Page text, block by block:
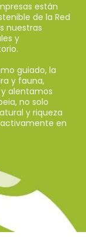
están
de la Red
nuestras
y
guiado, la
y fauna,
alentamos
no solo
y riqueza
en